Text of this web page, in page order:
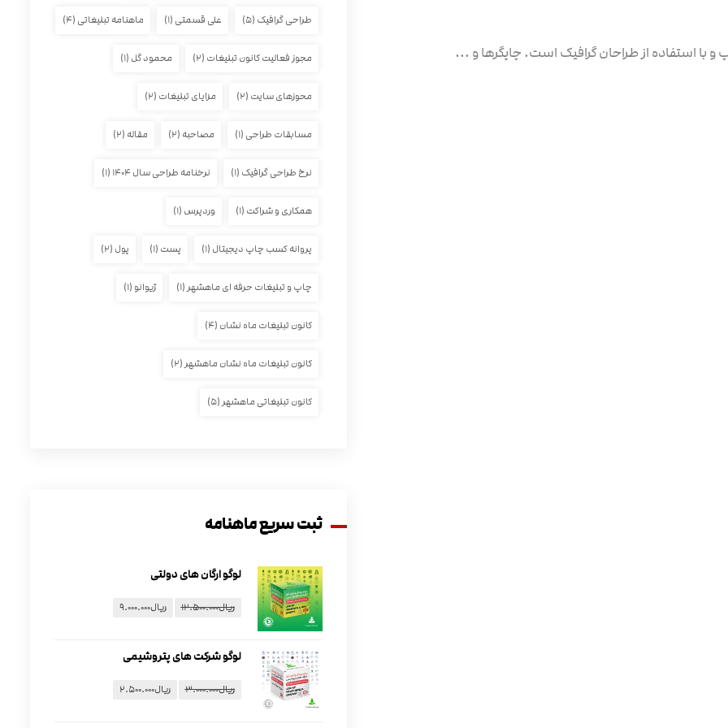
با استفاده از طراحان گرافیک است. چاپگرها و ...
طراحی گرافیک (۵) علی قسمتی (۱) ماهنامه تبلیغاتی (۴)
مجوز فعالیت کانون تبلیغات (۲) محمود گل (۱)
محوزهای سایت (۲) مزایای تبلیغات (۲)
مسابقات طراحی (۱) مصاحبه (۲) مقاله (۲)
نرخ طراحی گرافیک (۱) نرخنامه طراحی سال ۱۴۰۴ (۱)
همکاری و شراکت (۱) وردپرس (۱)
پروانه کسب چاپ دیجیتال (۱) پست (۱) پول (۲)
چاپ و تبلیغات حرفه ای ماهشهر (۱) ژیوانو (۱)
کانون تبلیغات ماه نشان (۴)
کانون تبلیغات ماه نشان ماهشهر (۲)
کانون تبلیغاتی ماهشهر (۵)
ثبت سریع ماهنامه
لوگو ارگان های دولتی
ریال۱۲.۵۰۰.۰۰۰ ریال۹.۰۰۰.۰۰۰
لوگو شرکت های پتروشیمی
ریال۳.۰۰۰.۰۰۰ ریال۲.۵۰۰.۰۰۰